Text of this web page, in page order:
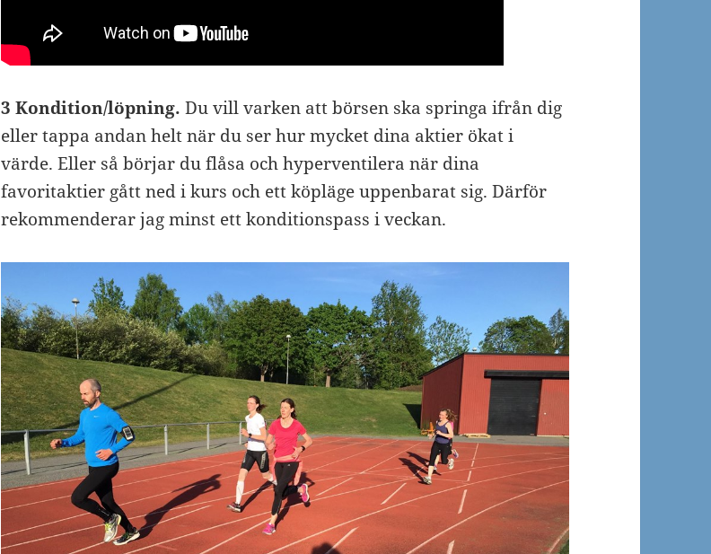
3 Kondition/löpning. Du vill varken att börsen ska springa ifrån dig
eller tappa andan helt när du ser hur mycket dina aktier ökat i
värde. Eller så börjar du flåsa och hyperventilera när dina
favoritaktier gått ned i kurs och ett köpläge uppenbarat sig. Därför
rekommenderar jag minst ett konditionspass i veckan.